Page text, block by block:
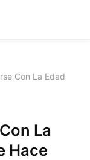
Con La Edad
La
Hace